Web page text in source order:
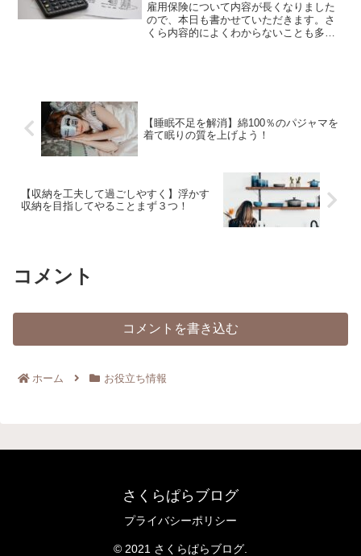
雇用保険について内容が長くなりました
ので、本日も書かせていただきます。さ
くら内容的によくわからないことも多い
【睡眠不足を解消】綿100％のパジャマを
着て眠りの質を上げよう！
【収納を工夫して過ごしやすく】浮かす
収納を目指してやることまず３つ！
コメント
コメントを書き込む
ホーム お役立ち情報
さくらぱらブログ
プライバシーポリシー
© 2021 さくらぱらブログ.